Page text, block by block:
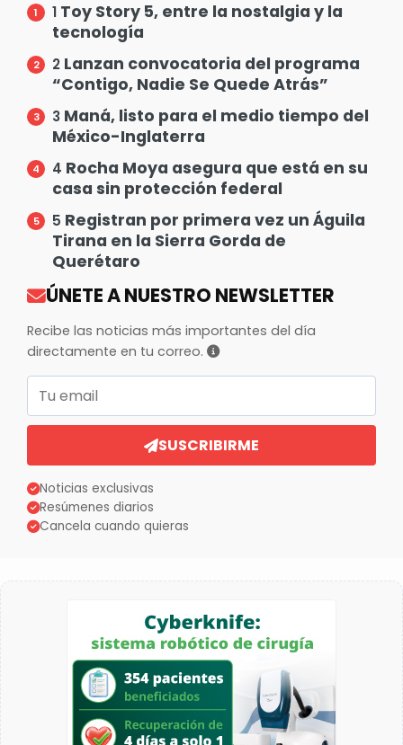
1 Toy Story 5, entre la nostalgia y la
tecnología
2 Lanzan convocatoria del programa
“Contigo, Nadie Se Quede Atrás”
3 Maná, listo para el medio tiempo del
México-Inglaterra
4 Rocha Moya asegura que está en su
casa sin protección federal
5 Registran por primera vez un Águila
Tirana en la Sierra Gorda de
Querétaro
ÚNETE A NUESTRO NEWSLETTER
Recibe las noticias más importantes del día
directamente en tu correo.
SUSCRIBIRME
Noticias exclusivas
Resúmenes diarios
Cancela cuando quieras